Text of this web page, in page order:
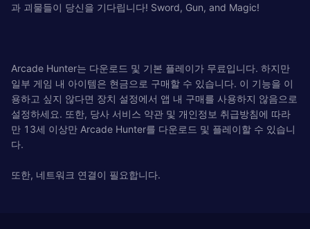
과 괴물들이 당신을 기다립니다! Sword, Gun, and Magic!
Arcade Hunter는 다운로드 및 기본 플레이가 무료입니다. 하지만
일부 게임 내 아이템은 현금으로 구매할 수 있습니다. 이 기능을 이
용하고 싶지 않다면 장치 설정에서 앱 내 구매를 사용하지 않음으로
설정하세요. 또한, 당사 서비스 약관 및 개인정보 취급방침에 따라
만 13세 이상만 Arcade Hunter를 다운로드 및 플레이할 수 있습니
다.
또한, 네트워크 연결이 필요합니다.